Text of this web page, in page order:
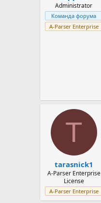
Administrator
Команда форума
A-Parser Enterprise
T
tarasnick1
A-Parser Enterprise
License
A-Parser Enterprise